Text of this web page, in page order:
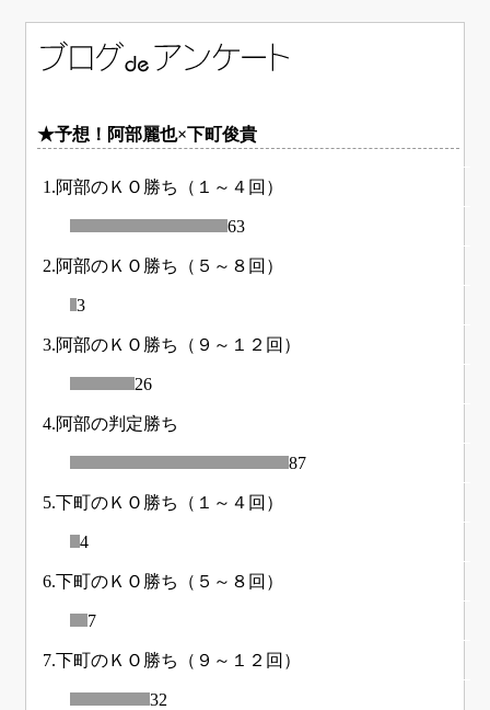
★予想！阿部麗也×下町俊貴
1.阿部のＫＯ勝ち（１～４回）
63
2.阿部のＫＯ勝ち（５～８回）
3
3.阿部のＫＯ勝ち（９～１２回）
26
4.阿部の判定勝ち
87
5.下町のＫＯ勝ち（１～４回）
4
6.下町のＫＯ勝ち（５～８回）
7
7.下町のＫＯ勝ち（９～１２回）
32